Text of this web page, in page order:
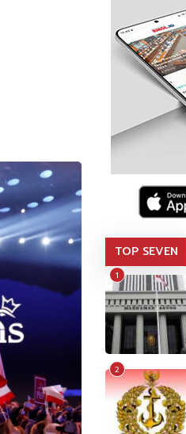
TOP SEVEN
1
2